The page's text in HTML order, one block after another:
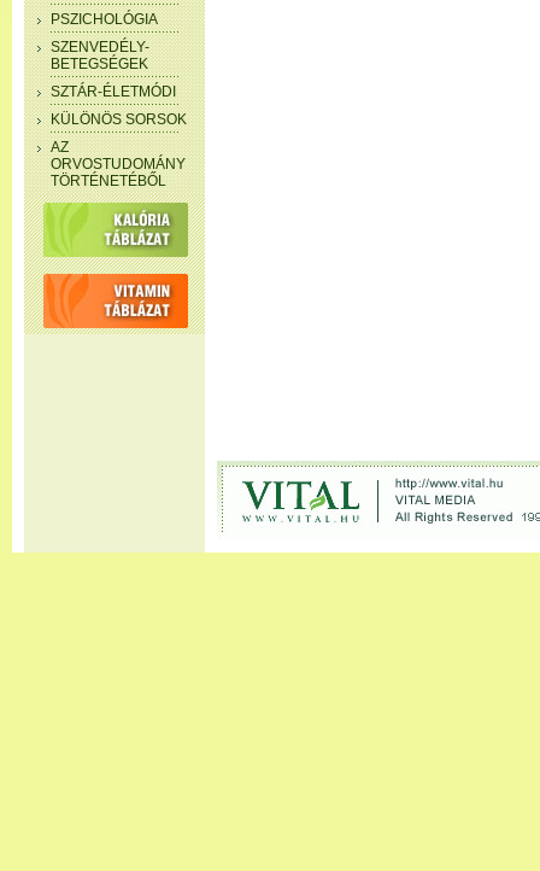
PSZICHOLÓGIA
SZENVEDÉLY-
BETEGSÉGEK
SZTÁR-ÉLETMÓDI
KÜLÖNÖS SORSOK
AZ
ORVOSTUDOMÁNY
TÖRTÉNETÉBŐL